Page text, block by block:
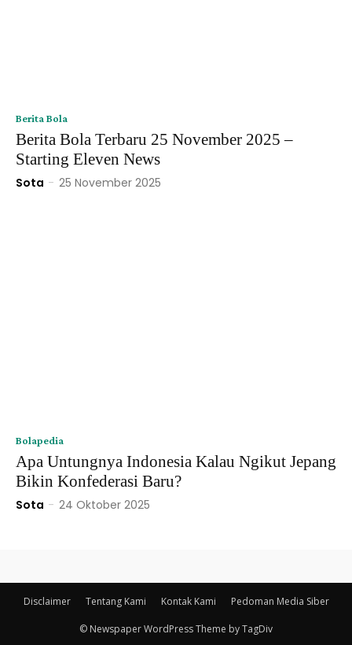
Berita Bola
Berita Bola Terbaru 25 November 2025 –
Starting Eleven News
Sota - 25 November 2025
Bolapedia
Apa Untungnya Indonesia Kalau Ngikut Jepang
Bikin Konfederasi Baru?
Sota - 24 Oktober 2025
Disclaimer Tentang Kami Kontak Kami Pedoman Media Siber
© Newspaper WordPress Theme by TagDiv